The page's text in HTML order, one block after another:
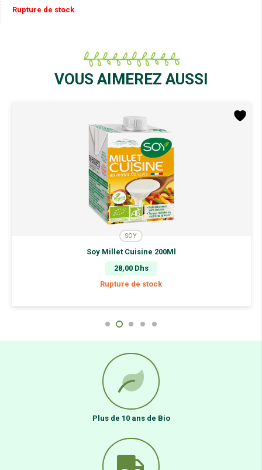
Rupture de stock
VOUS AIMEREZ AUSSI
SOY
Soy Millet Cuisine 200Ml
28,00 Dhs
Rupture de stock
Plus de 10 ans de Bio